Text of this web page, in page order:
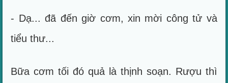
- Dạ... đã đến giờ cơm, xin mời công tử và
tiểu thư...
Bữa cơm tối đó quả là thịnh soạn. Rượu thì